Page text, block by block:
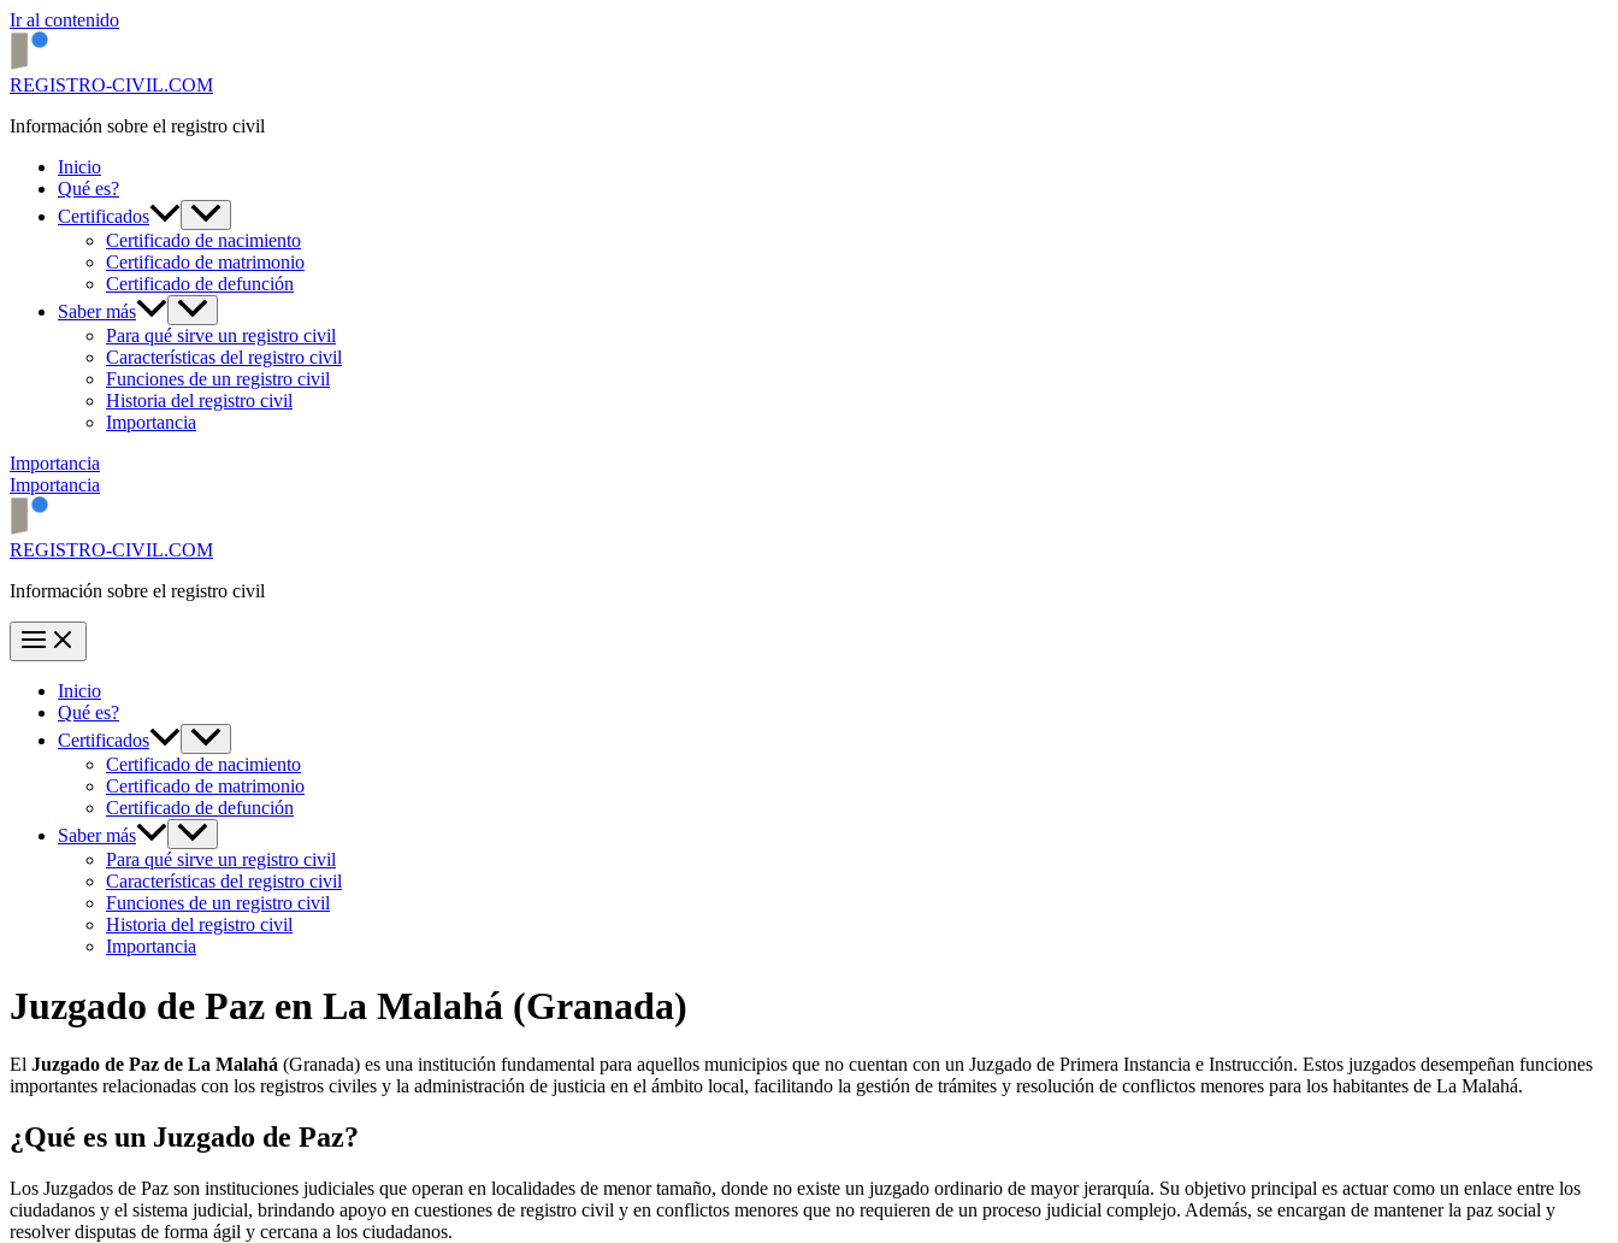
Ir al contenido
REGISTRO-CIVIL.COM
Información sobre el registro civil
Inicio
Qué es?
Certificados
Certificado de nacimiento
Certificado de matrimonio
Certificado de defunción
Saber más
Para qué sirve un registro civil
Características del registro civil
Funciones de un registro civil
Historia del registro civil
Importancia
Importancia
Importancia
REGISTRO-CIVIL.COM
Información sobre el registro civil
Inicio
Qué es?
Certificados
Certificado de nacimiento
Certificado de matrimonio
Certificado de defunción
Saber más
Para qué sirve un registro civil
Características del registro civil
Funciones de un registro civil
Historia del registro civil
Importancia
Juzgado de Paz en La Malahá (Granada)
El Juzgado de Paz de La Malahá (Granada) es una institución fundamental para aquellos municipios que no cuentan con un Juzgado de Primera Instancia e Instrucción. Estos juzgados desempeñan funciones
importantes relacionadas con los registros civiles y la administración de justicia en el ámbito local, facilitando la gestión de trámites y resolución de conflictos menores para los habitantes de La Malahá.
¿Qué es un Juzgado de Paz?
Los Juzgados de Paz son instituciones judiciales que operan en localidades de menor tamaño, donde no existe un juzgado ordinario de mayor jerarquía. Su objetivo principal es actuar como un enlace entre los
ciudadanos y el sistema judicial, brindando apoyo en cuestiones de registro civil y en conflictos menores que no requieren de un proceso judicial complejo. Además, se encargan de mantener la paz social y
resolver disputas de forma ágil y cercana a los ciudadanos.